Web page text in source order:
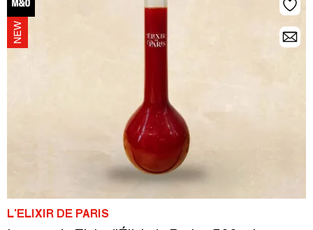
L'ELIXIR DE PARIS